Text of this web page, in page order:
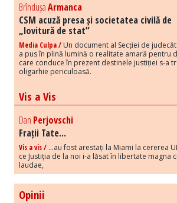
BrîndușaArmanca
CSM acuză presa și societatea civilă de
„lovitură de stat”
Media Culpa / Un document al Secției de
a pus în plină lumină o realitate amară pentru
care conduce în prezent destinele justiției s-a
oligarhie periculoasă.
Vis a Vis
Dan Perjovschi
Frații Tate...
Vis a vis / ...au fost arestați la Miami la cererea
ce Justiția de la noi i-a lăsat în libertate magna
laudae,
Opinii